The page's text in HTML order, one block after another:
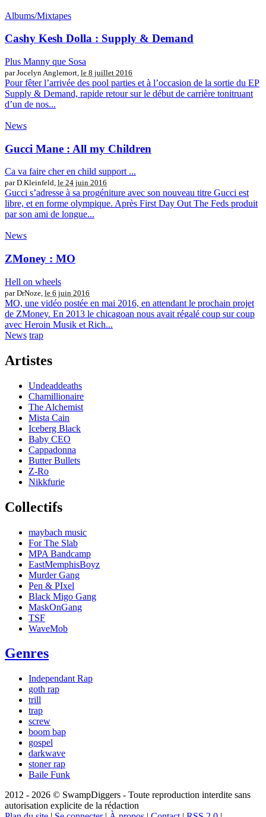
Albums/Mixtapes
Cashy Kesh Dolla : Supply & Demand
Plus Manny que Sosa
par Jocelyn Anglemort, le 8 juillet 2016
Pour fêter l’arrivée des pool parties et à l’occasion de la sortie du EP
Supply & Demand, rapide retour sur le début de carrière tonitruant
d’un de nos...
News
Gucci Mane : All my Children
Ca va faire cher en child support ...
par D.Kleinfeld, le 24 juin 2016
Gucci s’adresse à sa progéniture avec son nouveau titre Gucci est
libre, et en forme olympique. Après First Day Out The Feds produit
par son ami de longue...
News
ZMoney : MO
Hell on wheels
par DrNoze, le 6 juin 2016
MO, une vidéo postée en mai 2016, en attendant le prochain projet
de ZMoney. En 2013 le chicagoan nous avait régalé coup sur coup
avec Heroin Musik et Rich...
News trap
Artistes
Undeaddeaths
Chamillionaire
The Alchemist
Mista Cain
Iceberg Black
Baby CEO
Cappadonna
Butter Bullets
Z-Ro
Nikkfurie
Collectifs
maybach music
For The Slab
MPA Bandcamp
EastMemphisBoyz
Murder Gang
Pen & PIxel
Black Migo Gang
MaskOnGang
TSF
WaveMob
Genres
Independant Rap
goth rap
trill
trap
screw
boom bap
gospel
darkwave
stoner rap
Baile Funk
2012 - 2026 © SwampDiggers - Toute reproduction interdite sans
autorisation explicite de la rédaction